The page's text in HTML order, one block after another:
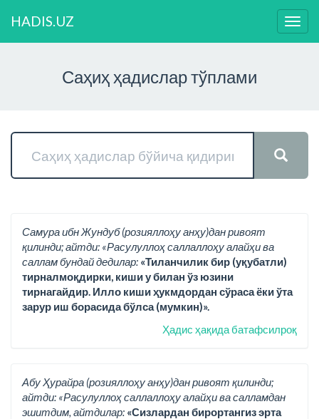
HADIS.UZ
Саҳиҳ ҳадислар тўплами
Самура ибн Жундуб (розияллоҳу анҳу)дан ривоят
қилинди; айтди: «Расулуллоҳ саллаллоҳу алайҳи ва
саллам бундай дедилар: «Тиланчилик бир (уқубатли)
тирналмоқдирки, киши у билан ўз юзини
тирнагайдир. Илло киши ҳукмдордан сўраса ёки ўта
зарур иш борасида бўлса (мумкин)».
Ҳадис ҳақида батафсилроқ
Абу Ҳурайра (розияллоҳу анҳу)дан ривоят қилинди;
айтди: «Расулуллоҳ саллаллоҳу алайҳи ва салламдан
эшитдим, айтдилар: «Сизлардан бирортангиз эрта